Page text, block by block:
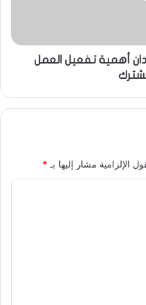
أهمية تفعيل العمل
الإلزامية مشار إليها بـ*